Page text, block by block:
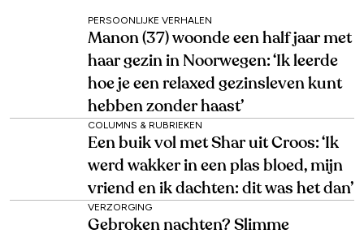
PERSOONLIJKE VERHALEN
Manon (37) woonde een half jaar met
haar gezin in Noorwegen: ‘Ik leerde
hoe je een relaxed gezinsleven kunt
hebben zonder haast’
COLUMNS & RUBRIEKEN
Een buik vol met Shar uit Croos: ‘Ik
werd wakker in een plas bloed, mijn
vriend en ik dachten: dit was het dan’
VERZORGING
Gebroken nachten? Slimme